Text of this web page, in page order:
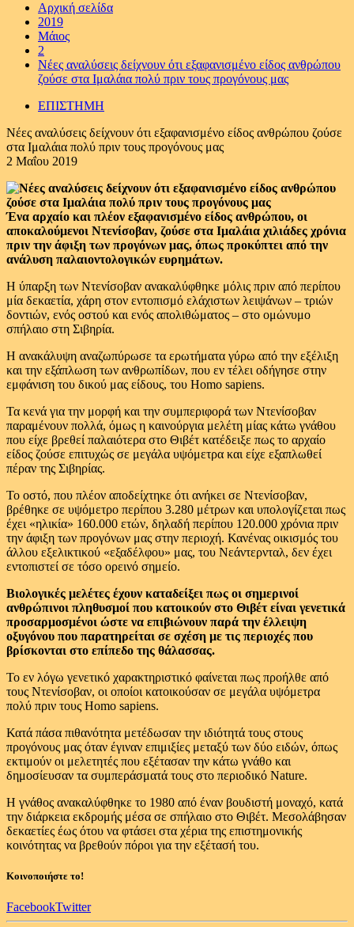
Αρχική σελίδα
2019
Μάιος
2
Νέες αναλύσεις δείχνουν ότι εξαφανισμένο είδος ανθρώπου
ζούσε στα Ιμαλάια πολύ πριν τους προγόνους μας
ΕΠΙΣΤΗΜΗ
Νέες αναλύσεις δείχνουν ότι εξαφανισμένο είδος ανθρώπου ζούσε
στα Ιμαλάια πολύ πριν τους προγόνους μας
2 Μαΐου 2019
Ένα αρχαίο και πλέον εξαφανισμένο είδος ανθρώπου, οι
αποκαλούμενοι Ντενίσοβαν, ζούσε στα Ιμαλάια χιλιάδες χρόνια
πριν την άφιξη των προγόνων μας, όπως προκύπτει από την
ανάλυση παλαιοντολογικών ευρημάτων.
Η ύπαρξη των Ντενίσοβαν ανακαλύφθηκε μόλις πριν από περίπου
μία δεκαετία, χάρη στον εντοπισμό ελάχιστων λειψάνων – τριών
δοντιών, ενός οστού και ενός απολιθώματος – στο ομώνυμο
σπήλαιο στη Σιβηρία.
Η ανακάλυψη αναζωπύρωσε τα ερωτήματα γύρω από την εξέλιξη
και την εξάπλωση των ανθρωπίδων, που εν τέλει οδήγησε στην
εμφάνιση του δικού μας είδους, του Homo sapiens.
Τα κενά για την μορφή και την συμπεριφορά των Ντενίσοβαν
παραμένουν πολλά, όμως η καινούργια μελέτη μίας κάτω γνάθου
που είχε βρεθεί παλαιότερα στο Θιβέτ κατέδειξε πως το αρχαίο
είδος ζούσε επιτυχώς σε μεγάλα υψόμετρα και είχε εξαπλωθεί
πέραν της Σιβηρίας.
Το οστό, που πλέον αποδείχτηκε ότι ανήκει σε Ντενίσοβαν,
βρέθηκε σε υψόμετρο περίπου 3.280 μέτρων και υπολογίζεται πως
έχει «ηλικία» 160.000 ετών, δηλαδή περίπου 120.000 χρόνια πριν
την άφιξη των προγόνων μας στην περιοχή. Κανένας οικισμός του
άλλου εξελικτικού «εξαδέλφου» μας, του Νεάντερνταλ, δεν έχει
εντοπιστεί σε τόσο ορεινό σημείο.
Βιολογικές μελέτες έχουν καταδείξει πως οι σημερινοί
ανθρώπινοι πληθυσμοί που κατοικούν στο Θιβέτ είναι γενετικά
προσαρμοσμένοι ώστε να επιβιώνουν παρά την έλλειψη
οξυγόνου που παρατηρείται σε σχέση με τις περιοχές που
βρίσκονται στο επίπεδο της θάλασσας.
Το εν λόγω γενετικό χαρακτηριστικό φαίνεται πως προήλθε από
τους Ντενίσοβαν, οι οποίοι κατοικούσαν σε μεγάλα υψόμετρα
πολύ πριν τους Homo sapiens.
Κατά πάσα πιθανότητα μετέδωσαν την ιδιότητά τους στους
προγόνους μας όταν έγιναν επιμιξίες μεταξύ των δύο ειδών, όπως
εκτιμούν οι μελετητές που εξέτασαν την κάτω γνάθο και
δημοσίευσαν τα συμπεράσματά τους στο περιοδικό Nature.
Η γνάθος ανακαλύφθηκε το 1980 από έναν βουδιστή μοναχό, κατά
την διάρκεια εκδρομής μέσα σε σπήλαιο στο Θιβέτ. Μεσολάβησαν
δεκαετίες έως ότου να φτάσει στα χέρια της επιστημονικής
κοινότητας να βρεθούν πόροι για την εξέτασή του.
Κοινοποιήστε το!
FacebookTwitter